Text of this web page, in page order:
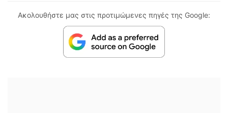
Ακολουθήστε μας στις προτιμώμενες πηγές της Google: